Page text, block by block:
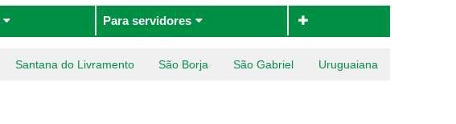
Para servidores
Santana do Livramento São Borja São Gabriel Uruguaiana